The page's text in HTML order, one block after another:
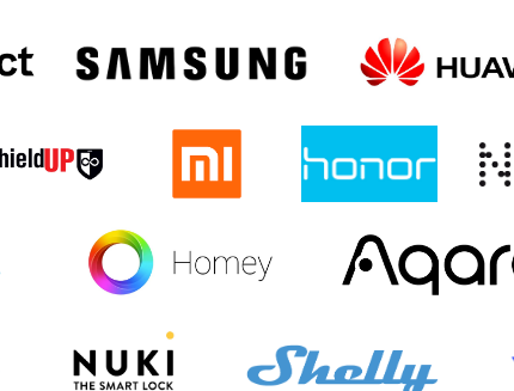
A14 5G
A34 5G